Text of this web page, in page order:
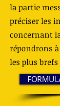
la partie
préciser les
concernant
répondrons
les plus brefs